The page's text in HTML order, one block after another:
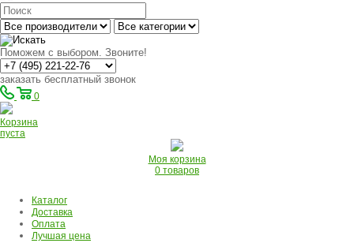
Поможем с выбором. Звоните!
заказать бесплатный звонок
0
Корзина
пуста
Моя корзина
0 товаров
Каталог
Доставка
Оплата
Лучшая цена